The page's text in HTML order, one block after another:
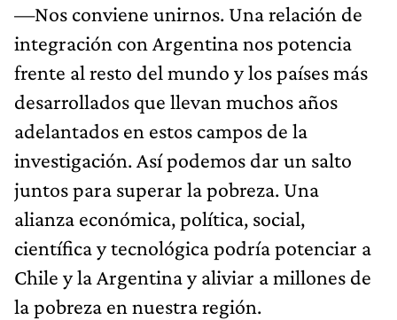
—Nos conviene unirnos. Una relación de
integración con Argentina nos potencia
frente al resto del mundo y los países más
desarrollados que llevan muchos años
adelantados en estos campos de la
investigación. Así podemos dar un salto
juntos para superar la pobreza. Una
alianza económica, política, social,
científica y tecnológica podría potenciar a
Chile y la Argentina y aliviar a millones de
la pobreza en nuestra región.